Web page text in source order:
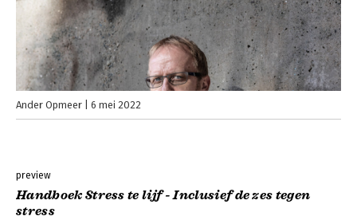
Ander Opmeer 6 mei 2022
preview
Handboek Stress te lijf - Inclusief de zes tegen
stress